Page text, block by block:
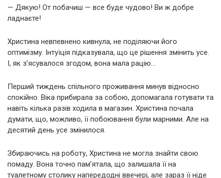
— Дякую! От побачиш — все буде чудово! Ви ж добре
ладнаєте!
Христина невпевнено кивнула, не поділяючи його
оптимізму. Інтуїція підказувала, що це рішення змінить усе.
І, як з’ясувалося згодом, вона мала рацію…
Перший тиждень спільного проживання минув відносно
спокійно. Віка прибирала за собою, допомагала готувати та
навіть кілька разів ходила в магазин. Христина почала
думати, що, можливо, її побоювання були марними. Але на
десятий день усе змінилося.
Збираючись на роботу, Христина не могла знайти свою
помаду. Вона точно пам’ятала, що залишала її на
туалетному столику напередодні ввечері, але зараз її ніде